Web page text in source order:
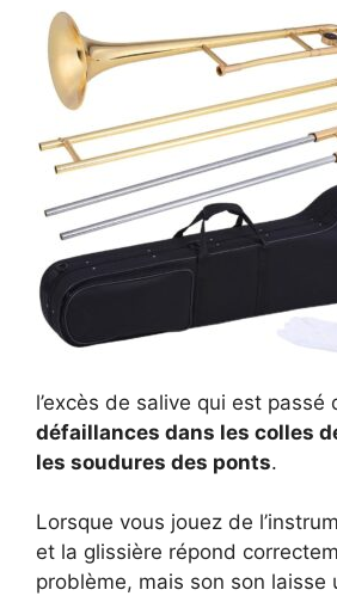
l’excès de salive qui est passé
défaillances dans les colles
les soudures des ponts.
Lorsque vous jouez de
et la glissière répond
problème, mais son son laisse